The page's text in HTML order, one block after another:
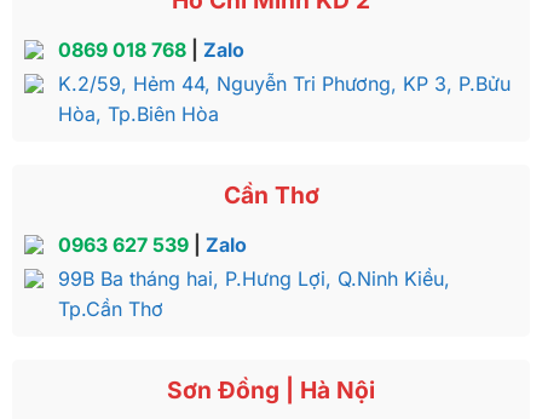
0869 018 768| Zalo
K.2/59, Hẻm 44, Nguyễn Tri Phương, KP 3, P.Bửu
Hòa, Tp.Biên Hòa
Cần Thơ
0963 627 539| Zalo
99B Ba tháng hai, P.Hưng Lợi, Q.Ninh Kiều,
Tp.Cần Thơ
Sơn Đồng | Hà Nội